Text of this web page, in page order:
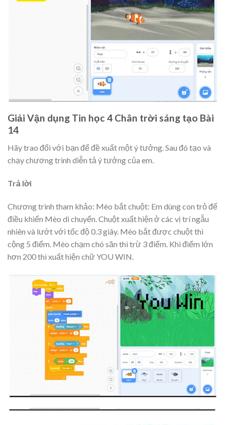
Giải Vận dụng Tin học 4 Chân trời sáng tạo Bài
14
Hãy trao đổi với bạn để đề xuất một ý tưởng. Sau đó tạo và
chạy chương trình diễn tả ý tưởng của em.
Trả lời
Chương trình tham khảo: Mèo bắt chuột: Em dùng con trỏ để
điều khiển Mèo di chuyển. Chuột xuất hiện ở các vị trí ngẫu
nhiên và lướt với tốc độ 0.3 giây. Mèo bắt được chuột thì
cộng 5 điểm. Mèo chạm chó săn thì trừ 3 điểm. Khi điểm lớn
hơn 200 thì xuất hiện chữ YOU WIN.